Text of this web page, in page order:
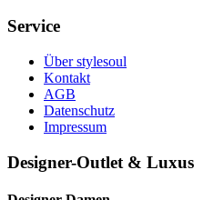
Service
Über stylesoul
Kontakt
AGB
Datenschutz
Impressum
Designer-Outlet & Luxus